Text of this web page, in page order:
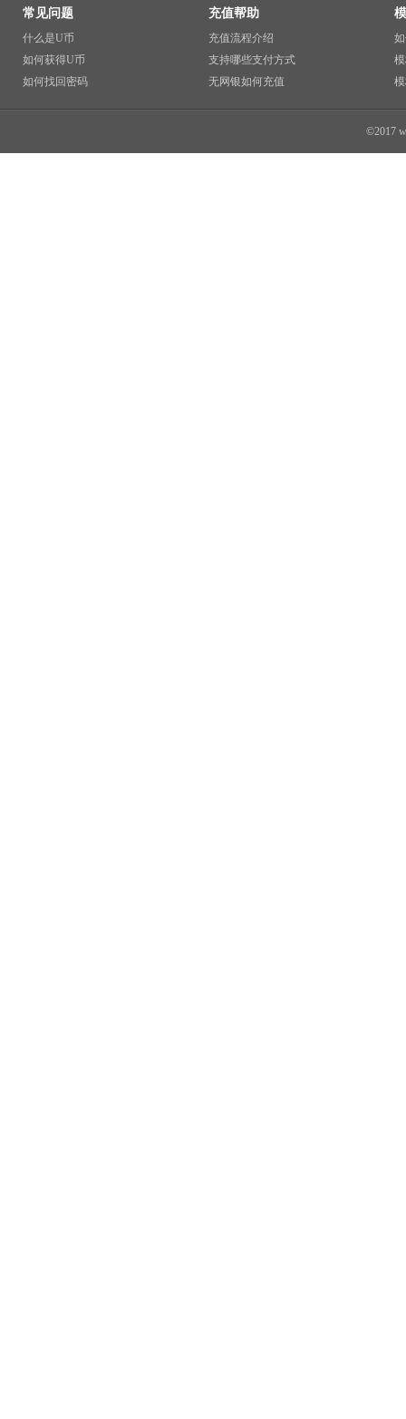
常见问题
什么是U币
如何获得U币
如何找回密码
充值帮助
充值流程介绍
支持哪些支付方式
无网银如何充值
©2017